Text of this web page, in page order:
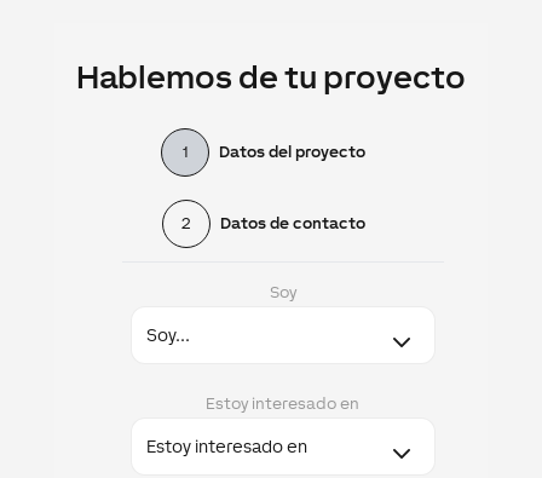
Hablemos de tu proyecto
1 Datos del proyecto
2 Datos de contacto
Soy
Estoy interesado en